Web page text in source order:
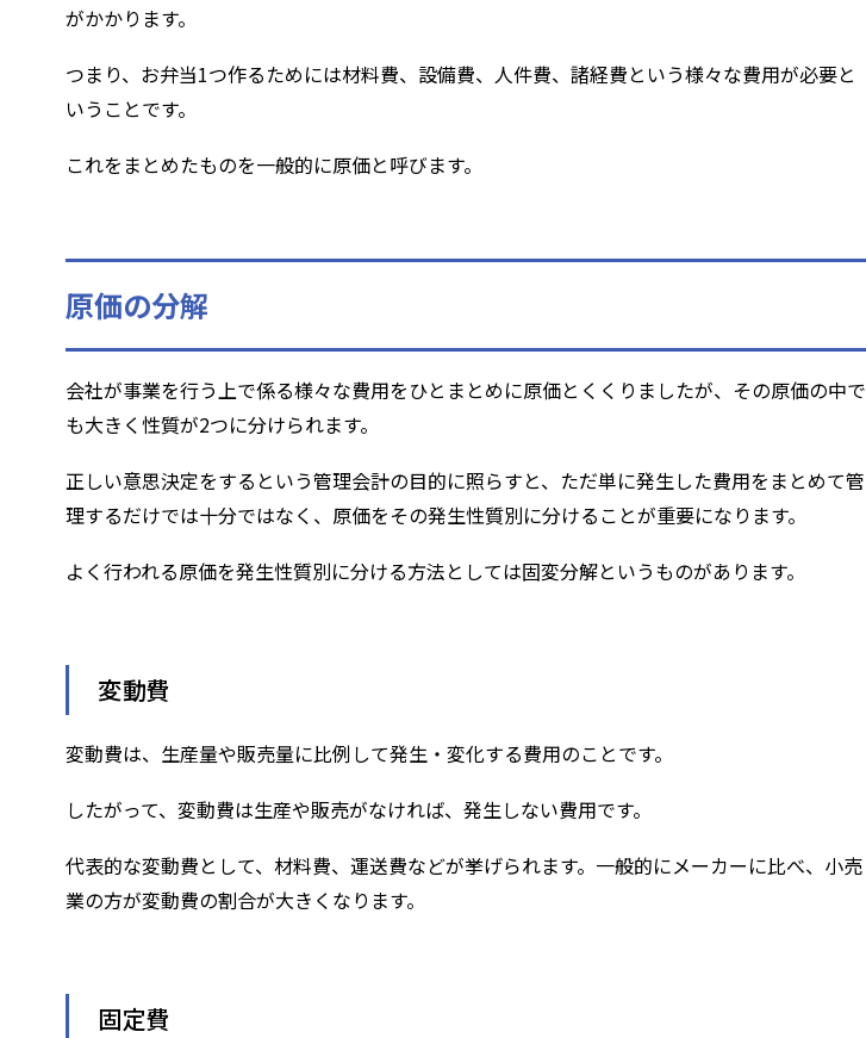
がかかります。
つまり、お弁当1つ作るためには材料費、設備費、人件費、諸経費という様々な費用が必要と
いうことです。
これをまとめたものを一般的に原価と呼びます。
原価の分解
会社が事業を行う上で係る様々な費用をひとまとめに原価とくくりましたが、その原価の中で
も大きく性質が2つに分けられます。
正しい意思決定をするという管理会計の目的に照らすと、ただ単に発生した費用をまとめて管
理するだけでは十分ではなく、原価をその発生性質別に分けることが重要になります。
よく行われる原価を発生性質別に分ける方法としては固変分解というものがあります。
変動費
変動費は、生産量や販売量に比例して発生・変化する費用のことです。
したがって、変動費は生産や販売がなければ、発生しない費用です。
代表的な変動費として、材料費、運送費などが挙げられます。一般的にメーカーに比べ、小売
業の方が変動費の割合が大きくなります。
固定費